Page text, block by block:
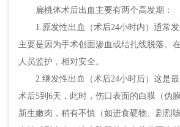
扁桃体术后出血主要有两个高发期：
1.原发性出血（术后24小时内）通常发
主要是因为手术创面渗血或结扎线脱落。
人员监护，相对安全。
2.继发性出血（术后24小时后）这是最
术后5到6天，此时，伤口表面的白膜（伪
新生嫩肉，稍有不慎（如进食硬物、剧烈